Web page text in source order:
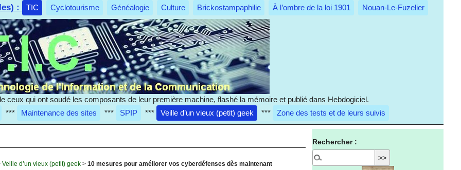
: TIC Cyclotourisme Généalogie Culture Brickostampaphilie À l’ombre de la loi 1901 Nouan-Le-Fuzelier
ceux qui ont soudé les composants de leur première machine, flashé la mémoire et publié dans Hebdogiciel.
*** Maintenance des sites *** SPIP *** Veille d’un vieux (petit) geek *** Zone des tests et de leurs suivis
Veille d’un vieux (petit) geek> 10 mesures pour améliorer vos cyberdéfenses dès maintenant
Rechercher :